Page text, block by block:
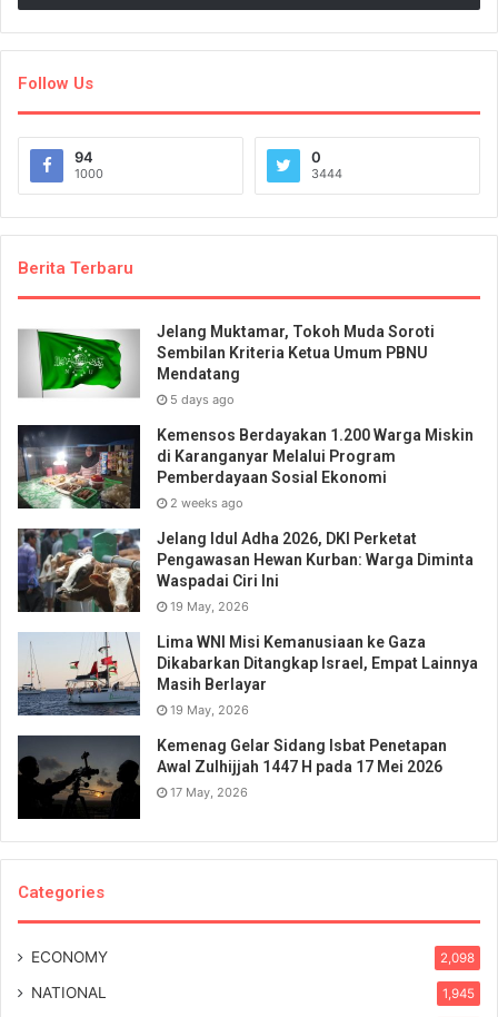
Follow Us
94
1000
0
3444
Berita Terbaru
Jelang Muktamar, Tokoh Muda Soroti
Sembilan Kriteria Ketua Umum PBNU
Mendatang
5 days ago
Kemensos Berdayakan 1.200 Warga Miskin
di Karanganyar Melalui Program
Pemberdayaan Sosial Ekonomi
2 weeks ago
Jelang Idul Adha 2026, DKI Perketat
Pengawasan Hewan Kurban: Warga Diminta
Waspadai Ciri Ini
19 May, 2026
Lima WNI Misi Kemanusiaan ke Gaza
Dikabarkan Ditangkap Israel, Empat Lainnya
Masih Berlayar
19 May, 2026
Kemenag Gelar Sidang Isbat Penetapan
Awal Zulhijjah 1447 H pada 17 Mei 2026
17 May, 2026
Categories
ECONOMY 2,098
NATIONAL 1,945